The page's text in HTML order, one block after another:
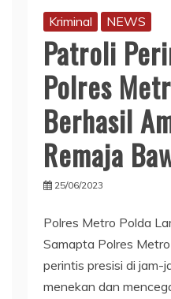
Kriminal NEWS
Patroli
Polres
Berhasil
Remaja
25/06/2023
Polres Metro Polda
Samapta Polres
perintis presisi di jam-
menekan dan